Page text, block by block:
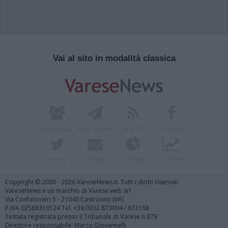
Vai al sito in modalità classica
Copyright © 2000 - 2026 VareseNews.it. Tutti i diritti riservati
VareseNews è un marchio di Varese web srl
Via Confalonieri 5 - 21040 Castronno (VA)
P.IVA 02588310124 Tel. +39.0332.873094 / 873168
Testata registrata presso il Tribunale di Varese n.679
Direttore responsabile: Marco Giovannelli